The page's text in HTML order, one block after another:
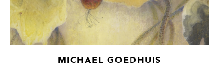
MICHAEL GOEDHUIS